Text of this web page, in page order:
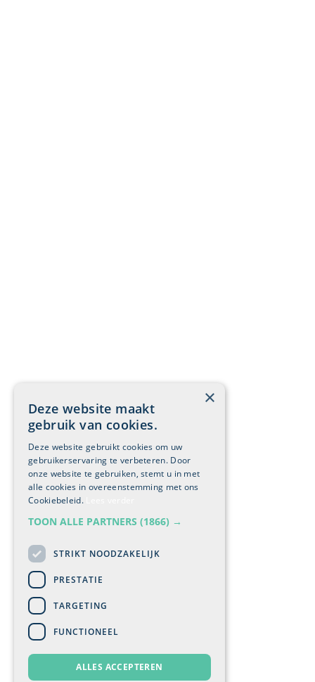
×
Deze website maakt
gebruik van cookies.
Deze website gebruikt cookies om uw
gebruikerservaring te verbeteren. Door
onze website te gebruiken, stemt u in met
alle cookies in overeenstemming met ons
Cookiebeleid.
TOON ALLE PARTNERS (1866) →
STRIKT NOODZAKELIJK
PRESTATIE
TARGETING
FUNCTIONEEL
ALLES ACCEPTEREN